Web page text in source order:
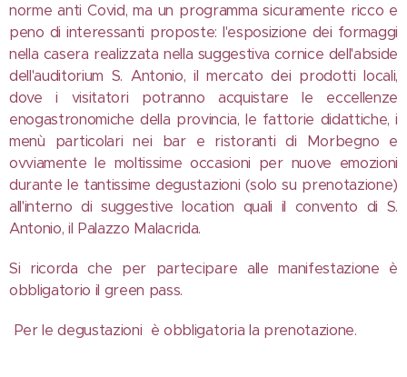
norme anti Covid, ma un programma sicuramente ricco e
peno di interessanti proposte: l'esposizione dei formaggi
nella casera realizzata nella suggestiva cornice dell'abside
dell'auditorium S. Antonio, il mercato dei prodotti locali,
dove i visitatori potranno acquistare le eccellenze
enogastronomiche della provincia, le fattorie didattiche, i
menù particolari nei bar e ristoranti di Morbegno e
ovviamente le moltissime occasioni per nuove emozioni
durante le tantissime degustazioni (solo su prenotazione)
all'interno di suggestive location quali il convento di S.
Antonio, il Palazzo Malacrida.
Si ricorda che per partecipare alle manifestazione è
obbligatorio il green pass.
Per le degustazioni è obbligatoria la prenotazione.